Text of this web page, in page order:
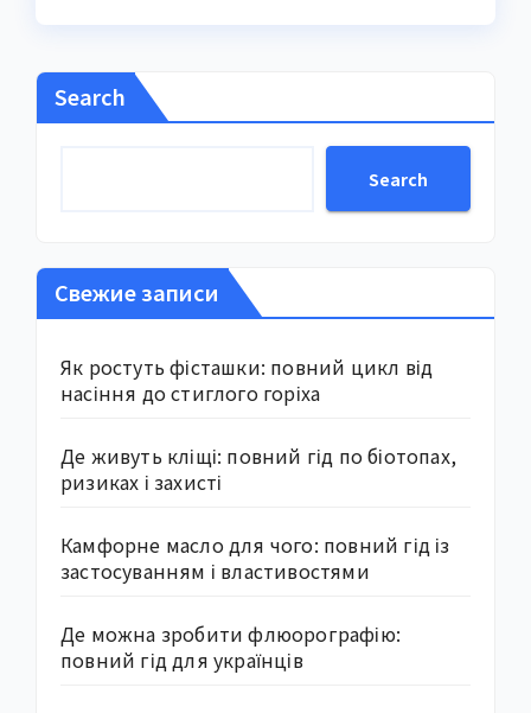
Search
Search
Свежие записи
Як ростуть фісташки: повний цикл від
насіння до стиглого горіха
Де живуть кліщі: повний гід по біотопах,
ризиках і захисті
Камфорне масло для чого: повний гід із
застосуванням і властивостями
Де можна зробити флюорографію:
повний гід для українців